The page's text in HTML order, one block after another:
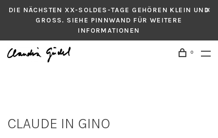
DIE NÄCHSTEN XX-SOLDES-TAGE GEHÖREN KLEIN UND
GROSS. SIEHE PINNWAND FÜR WEITERE
INFORMATIONEN
0
CLAUDE IN GINO